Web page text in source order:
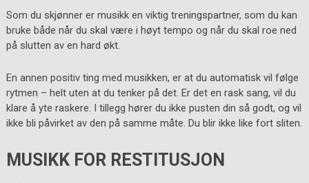
Som du skjønner er musikk en viktig treningspartner, som du kan
bruke både når du skal være i høyt tempo og når du skal roe ned
på slutten av en hard økt.
En annen positiv ting med musikken, er at du automatisk vil følge
rytmen – helt uten at du tenker på det. Er det en rask sang, vil du
klare å yte raskere. I tillegg hører du ikke pusten din så godt, og vil
ikke bli påvirket av den på samme måte. Du blir ikke like fort sliten.
MUSIKK FOR RESTITUSJON